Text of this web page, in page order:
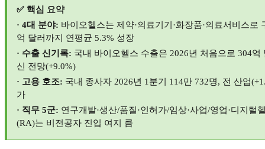
✅ 핵심 요약
· 4대 분야: 바이오헬스는 제약·의료기기 ·화장품·의료서비스로
억 달러까지 연평균 5.3% 성장
· 수출 신기록: 국내 바이오헬스 수출은 2026년 처음으로 304억
신 전망(+9.0%)
· 고용 호조: 국내 종사자 2026년 1분기 114만 732명, 전 산업
가
· 직무 5군: 연구개발·생산/품질·인허가/임상·사업/영업·디지털
(RA)는 비전공자 진입 여지 큼